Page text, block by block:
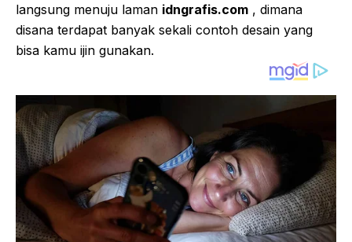
langsung menuju laman idngrafis.com , dimana
disana terdapat banyak sekali contoh desain yang
bisa kamu ijin gunakan.